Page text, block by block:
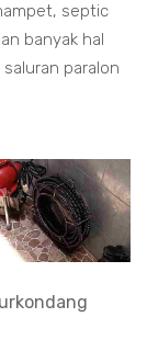
septic
banyak hal
paralon